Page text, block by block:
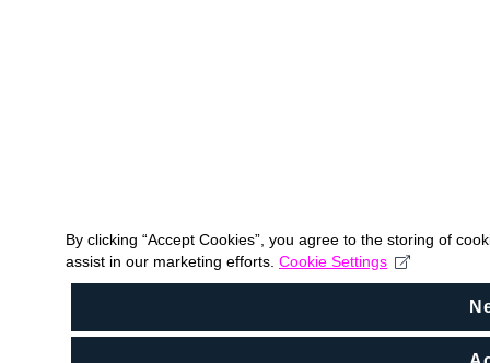
By clicking “Accept Cookies”, you agree to the storing of
assist in our marketing efforts. Cookie Settings